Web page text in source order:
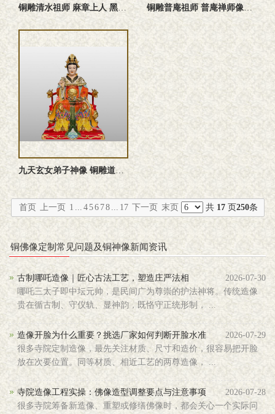
铜雕清水祖师 麻章上人 黑面祖师 清水真人雕塑定制 铜雕普庵祖师 普庵禅师像定制
九天玄女弟子神像 铜雕道教神像定制
首页 上一页 1 ... 4 56 78 ... 17 下一页 末页 共 17 页250条
铜佛像定制常见问题及铜神像新闻资讯
古制哪吒造像｜匠心古法工艺，塑造庄严法相
2026-07-30
哪吒三太子即中坛元帅，是民间广为尊崇的护法神将。传统造像
贵在循古制、守仪轨、显神韵，既恪守正统形制， ...
造像开脸为什么重要？挑选厂家如何判断开脸水准
2026-07-29
很多寺院定制造像，最先关注材质、尺寸和造价，很容易把开脸
放在次要位置。同等材质、相近工艺的两尊造像， ...
寺院造像工程实操：佛像造型调整要点与注意事项
2026-07-28
很多寺院筹备新造像、重塑或修缮佛像时，都会关心一个实际问